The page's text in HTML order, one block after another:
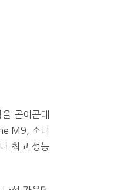
곧이곧대
M9, 소니
최고 성능